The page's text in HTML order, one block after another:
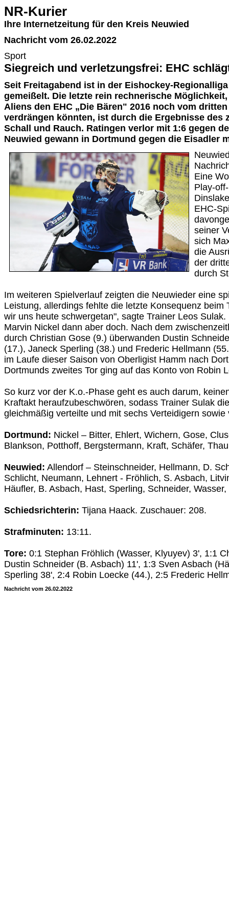
NR-Kurier
Ihre Internetzeitung für den Kreis Neuwied
Nachricht vom 26.02.2022
Sport
Siegreich und verletzungsfrei: EHC
Seit Freitagabend ist in der Eishockey-
gemeißelt. Die letzte rein rechnerische
Aliens den EHC „Die Bären" 2016 noch vom
verdrängen könnten, ist durch die Ergebnisse des
Schall und Rauch. Ratingen verlor mit 1:6 gegen
Neuwied gewann in Dortmund gegen die Eisadler
Eine
Play-
EHC-
seiner
sich
die
der
durch
Im weiteren Spielverlauf zeigten die Neuwieder eine
Leistung, allerdings fehlte die letzte Konsequenz beim
wir uns heute schwergetan", sagte Trainer Leos
Marvin Nickel dann aber doch. Nach dem
durch Christian Gose (9.) überwanden Dustin
(17.), Janeck Sperling (38.) und Frederic Hellmann
im Laufe dieser Saison von Oberligist Hamm nach
Dortmunds zweites Tor ging auf das Konto von Robin
So kurz vor der K.o.-Phase geht es auch darum,
Kraftakt heraufzubeschwören, sodass Trainer Sulak
gleichmäßig verteilte und mit sechs Verteidigern
Dortmund: Nickel – Bitter, Ehlert, Wichern, Gose,
Blankson, Potthoff, Bergstermann, Kraft, Schäfer,
Neuwied: Allendorf – Steinschneider, Hellmann, D.
Schlicht, Neumann, Lehnert - Fröhlich, S. Asbach,
Häufler, B. Asbach, Hast, Sperling, Schneider,
Schiedsrichterin: Tijana Haack. Zuschauer: 208.
Strafminuten: 13:11.
Tore: 0:1 Stephan Fröhlich (Wasser, Klyuyev) 3', 1:1
Dustin Schneider (B. Asbach) 11', 1:3 Sven Asbach
Sperling 38', 2:4 Robin Loecke (44.), 2:5 Frederic
Nachricht vom 26.02.2022